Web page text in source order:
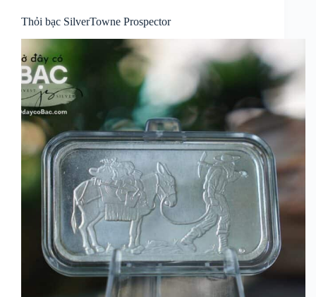
Thỏi bạc SilverTowne Prospector